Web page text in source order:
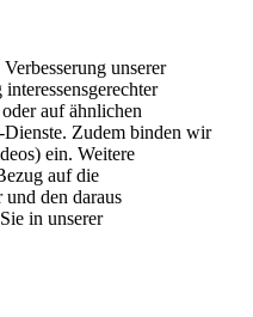
unserer
auf ähnlichen
Zudem binden wir
ein. Weitere
auf die
den daraus
in unserer